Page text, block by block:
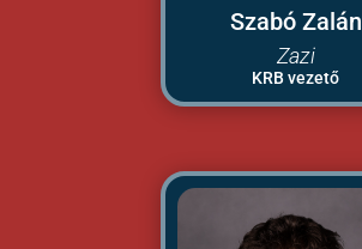
Szabó Zalán
Zazi
KRB vezető